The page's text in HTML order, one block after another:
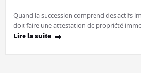
Quand la succession comprend des actifs
doit faire une attestation de propriété
Lire la suite